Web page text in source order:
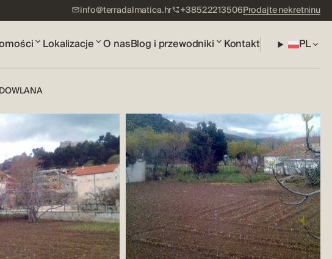
info@terradalmatica.hr +38522213506Prodajte nekretninu
Lokalizacje O nasBlog i przewodniki Kontakt PL